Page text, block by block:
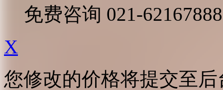
免费咨询 021-62167888
X
您修改的价格将提交至